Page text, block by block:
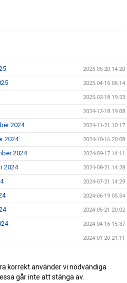
2025-05-20 14:20
2025-04-16 06:14
2025-02-18 19:23
2024-12-18 19:08
2024 2024-11-21 10:17
2024 2024-10-16 20:08
2024 2024-09-17 14:11
2024 2024-08-21 14:28
2024-07-21 14:29
2024-06-19 05:54
2024-05-21 20:02
2024-04-16 15:37
2024-01-20 21:11
2023-10-30 15:40
2023-10-30 08:59
korrekt använder vi nödvändiga
går inte att stänga av.